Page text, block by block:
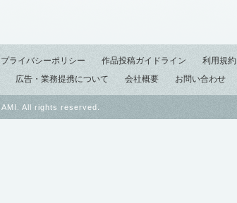
プライバシーポリシー 作品投稿ガイドライン
利用規約
広告・業務提携について 会社概要 お問い合わせ
All rights reserved.